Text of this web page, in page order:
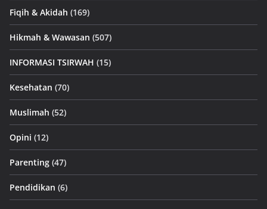
Fiqih & Akidah (169)
Hikmah & Wawasan (507)
INFORMASI TSIRWAH (15)
Kesehatan (70)
Muslimah (52)
Opini (12)
Parenting (47)
Pendidikan (6)